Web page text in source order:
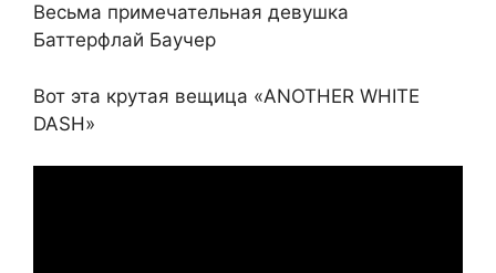
Весьма примечательная девушка
Баттерфлай Баучер
Вот эта крутая вещица «ANOTHER WHITE
DASH»